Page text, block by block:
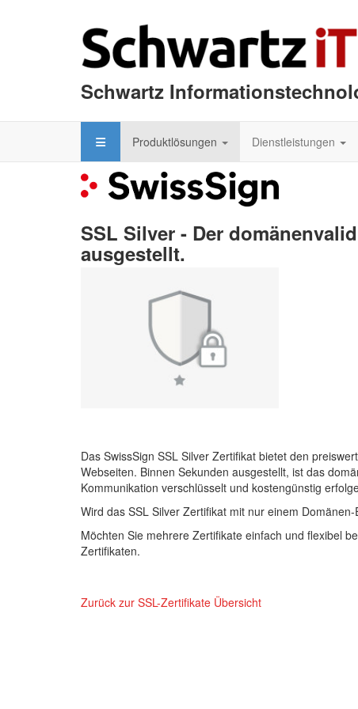
Schwartz
Produktlösungen Dienstleistungen
SSL Silver - Der
ausgestellt.
Das SwissSign SSL Silver Zertifikat bietet den
Webseiten. Binnen Sekunden ausgestellt, ist das
Kommunikation verschlüsselt und kostengünstig
Wird das SSL Silver Zertifikat mit nur einem
Möchten Sie mehrere Zertifikate einfach und flexibel
Zertifikaten.
Zurück zur SSL-Zertifikate Übersicht